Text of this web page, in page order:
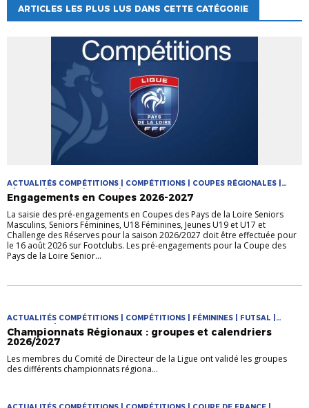
ARTICLES LES PLUS LUS DANS CETTE CATÉGORIE
ACTUALITÉS COMPÉTITIONS | COMPÉTITIONS | COUPES RÉGIONALES |
FÉMININE | FUTSAL | JEUNES | MASCULIN
Engagements en Coupes 2026-2027
La saisie des pré-engagements en Coupes des Pays de la Loire Seniors
Masculins, Seniors Féminines, U18 Féminines, Jeunes U19 et U17 et
Challenge des Réserves pour la saison 2026/2027 doit être effectuée pour
le 16 août 2026 sur Footclubs. Les pré-engagements pour la Coupe des
Pays de la Loire Senior...
ACTUALITÉS COMPÉTITIONS | COMPÉTITIONS | FÉMININES | FUTSAL |
PRATIQUES | PRATIQUES JEUNES
Championnats Régionaux : groupes et calendriers
2026/2027
Les membres du Comité de Directeur de la Ligue ont validé les groupes
des différents championnats régiona...